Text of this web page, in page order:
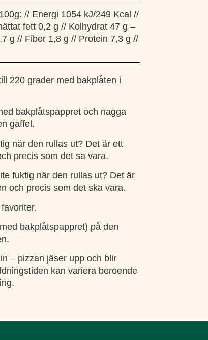
// Energi 1054 kJ/249 Kcal //
fett 0,2 g // Kolhydrat 47 g –
g // Fiber 1,8 g // Protein 7,3 g //
220 grader med bakplåten i
bakplåtspappret och nagga
gaffel.
när den rullas ut? Det är ett
precis som det sa vara.
fuktig när den rullas ut? Det är
och precis som det ska vara.
bakplåtspappret) på den
– pizzan jäser upp och blir
kan variera beroende